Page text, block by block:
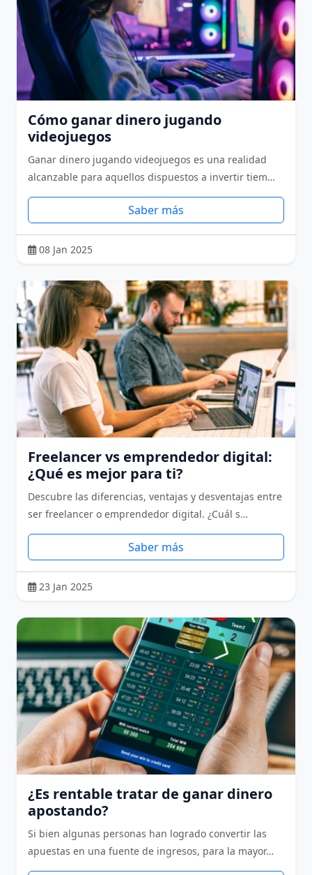
Cómo ganar dinero jugando
videojuegos
Ganar dinero jugando videojuegos es una realidad
alcanzable para aquellos dispuestos a invertir tiem…
Saber más
08 Jan 2025
Freelancer vs emprendedor digital:
¿Qué es mejor para ti?
Descubre las diferencias, ventajas y desventajas entre
ser freelancer o emprendedor digital. ¿Cuál s…
Saber más
23 Jan 2025
¿Es rentable tratar de ganar dinero
apostando?
Si bien algunas personas han logrado convertir las
apuestas en una fuente de ingresos, para la mayor…